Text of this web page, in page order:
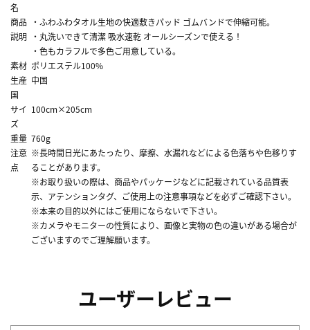
名
商品
説明
・ふわふわタオル生地の快適敷きパッド ゴムバンドで伸縮可能。
・丸洗いできて清潔 吸水速乾 オールシーズンで使える！
・色もカラフルで多色ご用意している。
素材 ポリエステル100%
生産
国
中国
サイ
ズ
100cm×205cm
重量 760g
注意
点
※長時間日光にあたったり、摩擦、水漏れなどによる色落ちや色移りす
ることがあります。
※お取り扱いの際は、商品やパッケージなどに記載されている品質表
示、アテンションタグ、ご使用上の注意事項などを必ずご確認下さい。
※本来の目的以外にはご使用にならないで下さい。
※カメラやモニターの性質により、画像と実物の色の違いがある場合が
ございますのでご理解願います。
ユーザーレビュー